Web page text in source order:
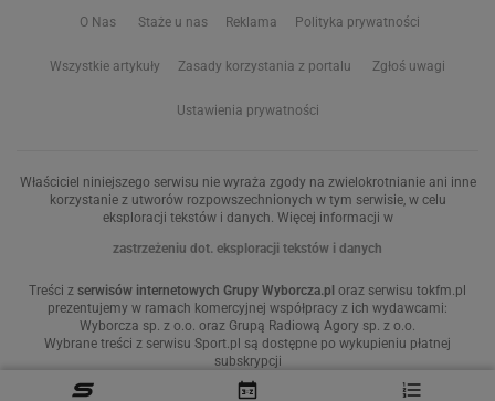
O Nas Staże u nas Reklama Polityka prywatności
Wszystkie artykuły Zasady korzystania z portalu Zgłoś uwagi
Ustawienia prywatności
Właściciel niniejszego serwisu nie wyraża zgody na zwielokrotnianie ani inne
korzystanie z utworów rozpowszechnionych w tym serwisie, w celu
eksploracji tekstów i danych. Więcej informacji w
zastrzeżeniu dot. eksploracji tekstów i danych
Treści z serwisów internetowych Grupy Wyborcza.pl oraz serwisu tokfm.pl
prezentujemy w ramach komercyjnej współpracy z ich wydawcami:
Wyborcza sp. z o.o. oraz Grupą Radiową Agory sp. z o.o.
Wybrane treści z serwisu Sport.pl są dostępne po wykupieniu płatnej
subskrypcji